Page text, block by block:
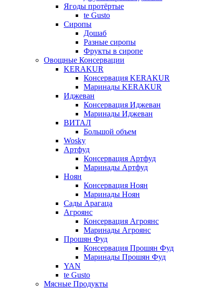
Ягоды протёртые
te Gusto
Сиропы
Дошаб
Разные сиропы
Фрукты в сиропе
Овощные Консервации
KERAKUR
Консервация KERAKUR
Маринады KERAKUR
Иджеван
Консервация Иджеван
Маринады Иджеван
ВИТАЛ
Большой объем
Wosky
Артфуд
Консервация Артфуд
Маринады Артфуд
Ноян
Консервация Ноян
Маринады Ноян
Сады Арагаца
Агроянс
Консервация Агроянс
Маринады Агроянс
Прошян Фуд
Консервация Прошян Фуд
Маринады Прошян Фуд
YAN
te Gusto
Мясные Продукты